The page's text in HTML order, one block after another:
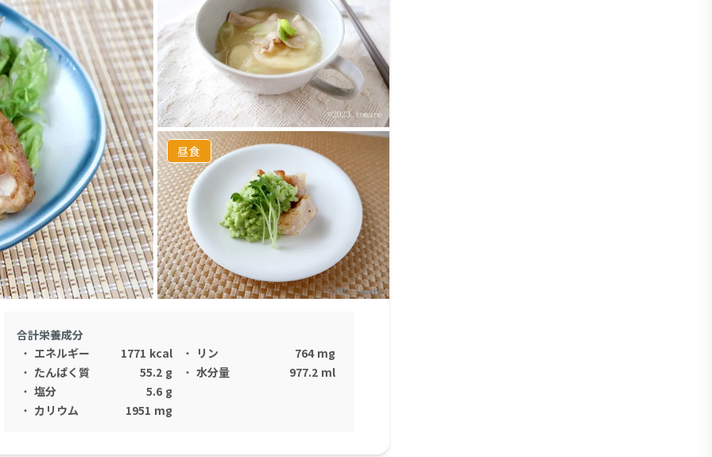
昼食
合計栄養成分
・ エネルギー 1771 kcal
・ たんぱく質 55.2 g
・ 塩分 5.6 g
・ カリウム 1951 mg
・ リン 764 mg
・ 水分量 977.2 ml